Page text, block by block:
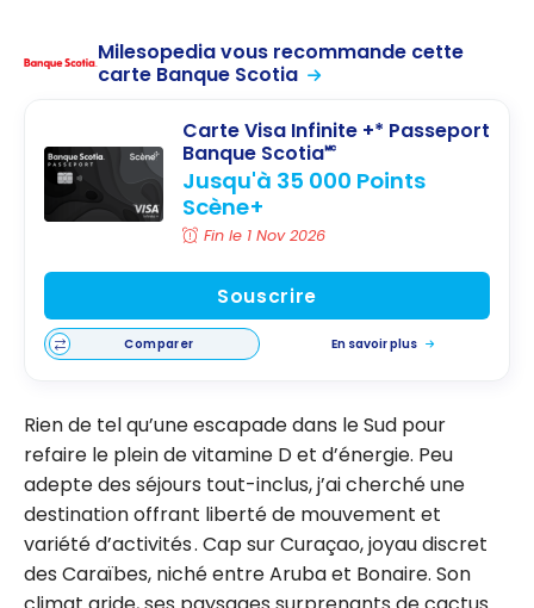
Milesopedia vous recommande cette
carte Banque Scotia
Carte Visa Infinite +* Passeport
Banque Scotia🅪
Jusqu'à 35 000 Points
Scène+
Fin le 1 Nov 2026
Souscrire
Comparer En savoir plus
Rien de tel qu’une escapade dans le Sud pour
refaire le plein de vitamine D et d’énergie. Peu
adepte des séjours tout-inclus, j’ai cherché une
destination offrant liberté de mouvement et
variété d’activités . Cap sur Curaçao, joyau discret
des Caraïbes, niché entre Aruba et Bonaire. Son